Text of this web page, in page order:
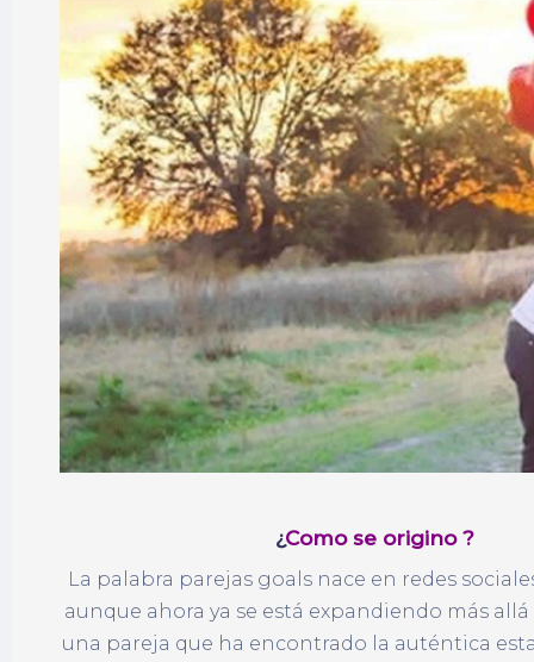
¿Como se origino ?
La palabra parejas goals nace en redes
aunque ahora ya se está expandiendo más
una pareja que ha encontrado la auténtica